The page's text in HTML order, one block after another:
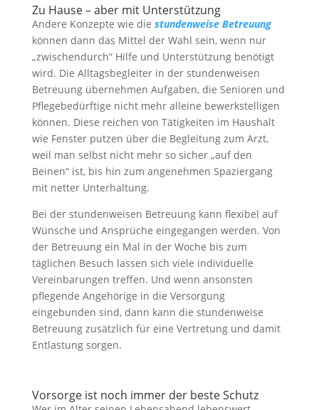
Zu Hause – aber mit Unterstützung
Andere Konzepte wie die stundenweise Betreuung
können dann das Mittel der Wahl sein, wenn nur
„zwischendurch“ Hilfe und Unterstützung benötigt
wird. Die Alltagsbegleiter in der stundenweisen
Betreuung übernehmen Aufgaben, die Senioren und
Pflegebedürftige nicht mehr alleine bewerkstelligen
können. Diese reichen von Tätigkeiten im Haushalt
wie Fenster putzen über die Begleitung zum Arzt,
weil man selbst nicht mehr so sicher „auf den
Beinen“ ist, bis hin zum angenehmen Spaziergang
mit netter Unterhaltung.
Bei der stundenweisen Betreuung kann flexibel auf
Wünsche und Ansprüche eingegangen werden. Von
der Betreuung ein Mal in der Woche bis zum
täglichen Besuch lassen sich viele individuelle
Vereinbarungen treffen. Und wenn ansonsten
pflegende Angehörige in die Versorgung
eingebunden sind, dann kann die stundenweise
Betreuung zusätzlich für eine Vertretung und damit
Entlastung sorgen.
Vorsorge ist noch immer der beste Schutz